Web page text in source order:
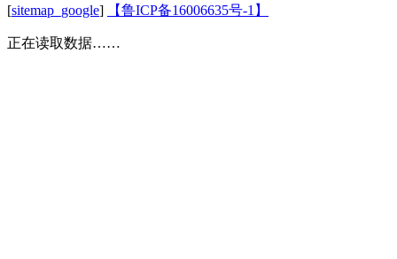
[sitemap_google] 【鲁ICP备16006635号-1】
正在读取数据……